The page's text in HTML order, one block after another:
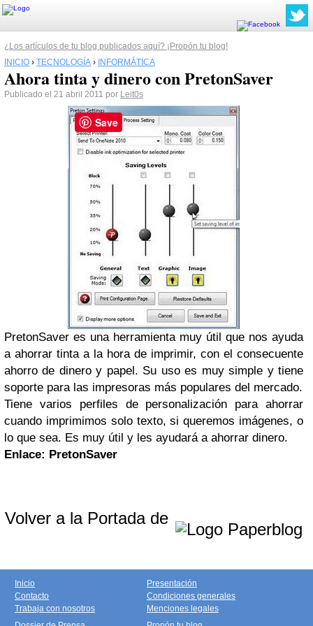
¿Los artículos de tu blog publicados aquí? ¡Propón tu blog!
INICIO › TECNOLOGÍA › INFORMÁTICA
Ahora tinta y dinero con PretonSaver
Publicado el 21 abril 2011 por Leit0s
PretonSaver es una herramienta muy útil que nos ayuda
a ahorrar tinta a la hora de imprimir, con el consecuente
ahorro de dinero y papel. Su uso es muy simple y tiene
soporte para las impresoras más populares del mercado.
Tiene varios perfiles de personalización para ahorrar
cuando imprimimos solo texto, si queremos imágenes, o
lo que sea. Es muy útil y les ayudará a ahorrar dinero.
Enlace: PretonSaver
Volver a la Portada de
Inicio
Contacto
Trabaja con nosotros
Presentación
Condiciones generales
Menciones legales
Save